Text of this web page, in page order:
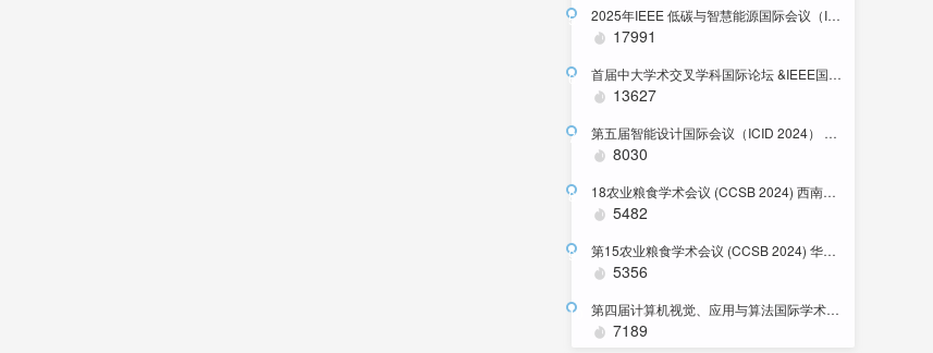
5 2025年IEEE 低碳与智慧能源国际会议（ICLCSE 2025）
17991
6 首届中大学术交叉学科国际论坛 &IEEE国际标准研讨会
13627
7 第五届智能设计国际会议（ICID 2024） 中国西安
8030
8 18农业粮食学术会议 (CCSB 2024) 西南农业大学
5482
9 第15农业粮食学术会议 (CCSB 2024) 华农大学举办
5356
10 第四届计算机视觉、应用与算法国际学术会议
7189